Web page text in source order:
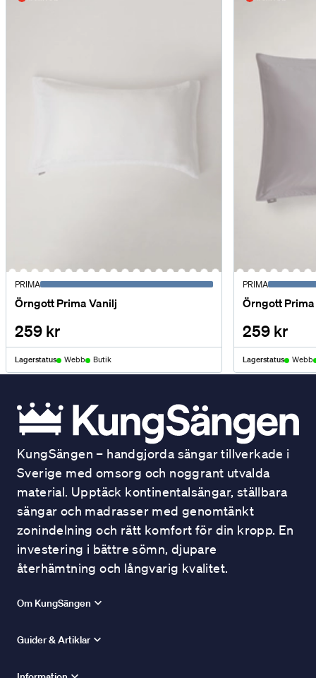
PRIMA
Örngott Prima Vanilj
259 kr
Lagerstatus Webb Butik
PRIMA
Örngott
259 kr
Lagerstatus Webb
KungSängen – handgjorda sängar tillverkade i
Sverige med omsorg och noggrant utvalda
material. Upptäck kontinentalsängar, ställbara
sängar och madrasser med genomtänkt
zonindelning och rätt komfort för din kropp. En
investering i bättre sömn, djupare
återhämtning och långvarig kvalitet.
Om KungSängen
Guider & Artiklar